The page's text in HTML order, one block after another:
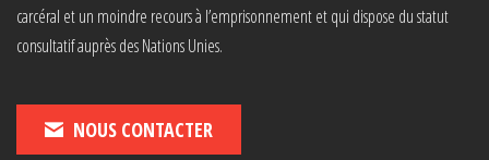
carcéral et un moindre recours à l’emprisonnement et qui dispose du statut
consultatif auprès des Nations Unies.
NOUS CONTACTER